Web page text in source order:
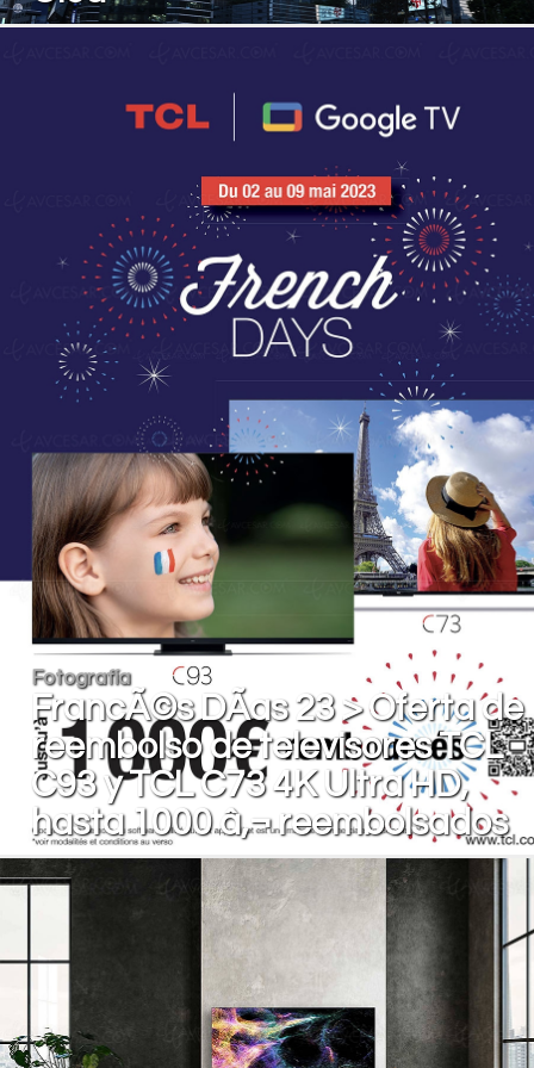
Fotografía
FrancÃ©s DÃ­as 23 > Oferta de
reembolso de televisores TCL
C93 y TCL C73 4K Ultra HD,
hasta 1000 â‚¬ reembolsados